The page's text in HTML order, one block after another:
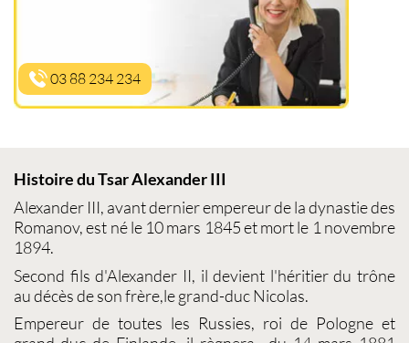
03 88 234 234
Histoire du Tsar Alexander III
Alexander III, avant dernier empereur de la dynastie des
Romanov, est né le 10 mars 1845 et mort le 1 novembre
1894.
Second fils d'Alexander II, il devient l'héritier du trône
au décès de son frère,le grand-duc Nicolas.
Empereur de toutes les Russies, roi de Pologne et